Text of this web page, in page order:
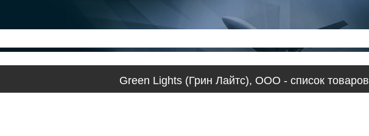
Green Lights (Грин Лайтс), ООО - список товаров